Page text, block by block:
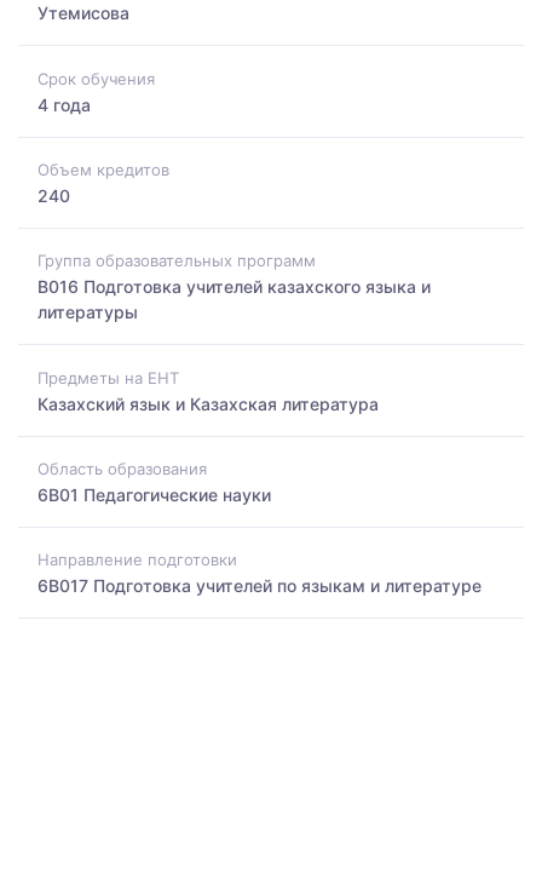
Утемисова
Срок обучения
4 года
Объем кредитов
240
Группа образовательных программ
B016 Подготовка учителей казахского языка и
литературы
Предметы на ЕНТ
Казахский язык и Казахская литература
Область образования
6B01 Педагогические науки
Направление подготовки
6B017 Подготовка учителей по языкам и литературе